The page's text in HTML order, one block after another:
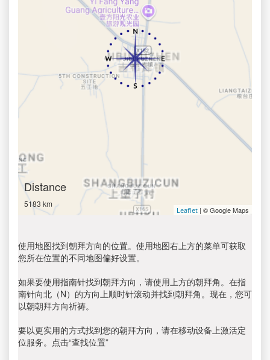
Distance
5183 km
Leaflet | © Google Maps
使用地图找到朝拜方向的位置。使用地图右上方的菜单可获取
您所在位置的不同地图偏好设置。
如果要使用指南针找到朝拜方向，请使用上方的朝拜角。在指
南针向北（N）的方向上顺时针滚动并找到朝拜角。现在，您可
以朝朝拜方向祈祷。
要以更实用的方式找到您的朝拜方向，请在移动设备上激活定
位服务。点击“查找位置”